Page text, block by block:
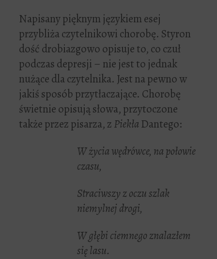
Napisany pięknym językiem esej
przybliża czytelnikowi chorobę. Styron
dość drobiazgowo opisuje to, co czuł
podczas depresji – nie jest to jednak
nużące dla czytelnika. Jest na pewno w
jakiś sposób przytłaczające. Chorobę
świetnie opisują słowa, przytoczone
także przez pisarza, zPiekłaDantego:
W życia wędrówce, na połowie
czasu,
Straciwszy z oczu szlak
niemylnej drogi,
W głębi ciemnego znalazłem
się lasu.